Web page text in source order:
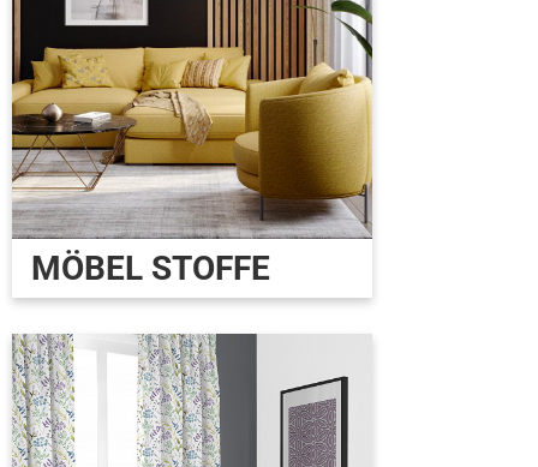
MÖBEL STOFFE